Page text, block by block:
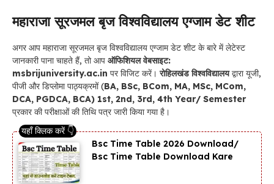
महाराजा सूरजमल बृज विश्वविद्यालय एग्जाम डेट शीट
अगर आप महाराजा सूरजमल बृज विश्वविद्यालय एग्जाम डेट शीट के बारे में लेटेस्ट
जानकारी पाना चाहते हैं, तो आप ऑफिशियल वेबसाइट:
msbrijuniversity.ac.in पर विजिट करें।रोहिलखंड विश्वविद्यालयद्वारा यूजी,
पीजी और डिप्लोमा पाठ्यक्रमों (BA, BSc, BCom, MA, MSc, MCom,
DCA, PGDCA, BCA) 1st, 2nd, 3rd, 4th Year/ Semester
प्रकार की परीक्षाओं की तिथि पत्र जारी किया गया है।
Bsc Time Table 2026 Download/
Bsc Time Table Download Kare